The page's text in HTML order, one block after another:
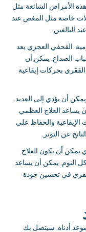
هذه الأمراض الشائعة مثل
خاصة مثل المغص عند
البالغين.
. القحفي العجزي يعد
الصداع. يمكن أن
بحركات إيقاعية
أن يؤدي إلى العديد
يساعد العلاج العظمي
الإيقاعية والحفاظ على
عن التوتر .
يمكن أن يكون العلاج
النوم. يمكن أن يساعد
في تحسين جودة
أدناه. سيتصل بك